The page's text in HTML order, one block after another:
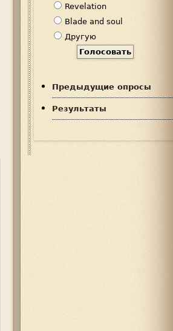
н
т
ы
Revelation
Blade and soul
Другую
Предыдущие опросы
Результаты